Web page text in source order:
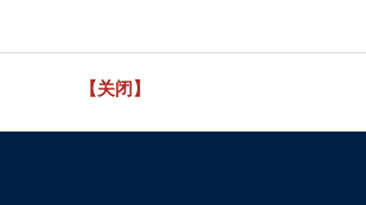
【关闭】